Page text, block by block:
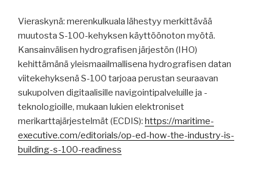
Vieraskynä: merenkulkuala lähestyy merkittävää
muutosta S-100-kehyksen käyttöönoton myötä.
Kansainvälisen hydrografisen järjestön (IHO)
kehittämänä yleismaailmallisena hydrografisen datan
viitekehyksenä S-100 tarjoaa perustan seuraavan
sukupolven digitaalisille navigointipalveluille ja -
teknologioille, mukaan lukien elektroniset
merikarttajärjestelmät (ECDIS): https://maritime-
executive.com/editorials/op-ed-how-the-industry-is-
building-s-100-readiness